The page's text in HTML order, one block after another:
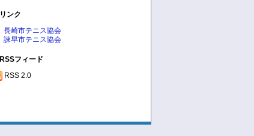
リンク
長崎市テニス協会
諫早市テニス協会
RSSフィード
RSS 2.0